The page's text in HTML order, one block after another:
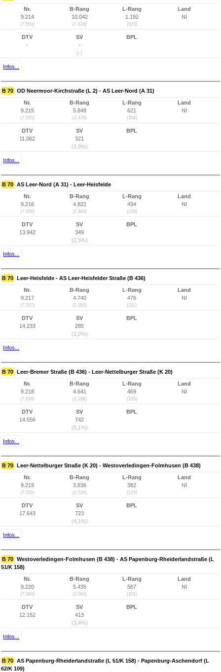
Nr.
9.214
(7.554)
B-Rang
10.042
(7.638)
L-Rang
1.192
(923)
Land
NI
DTV
-
SV
-
(-)
BPL
Infos...
B 70 OD Neermoor-Kirchstraße (L 2) - AS Leer-Nord (A 31)
Nr.
9.215
(7.555)
B-Rang
5.848
(3.470)
L-Rang
621
(354)
Land
NI
DTV
11.062
SV
321
(2,9%)
BPL
Infos...
B 70 AS Leer-Nord (A 31) - Leer-Heisfelde
Nr.
9.216
(7.556)
B-Rang
4.822
(2.464)
L-Rang
494
(228)
Land
NI
DTV
13.942
SV
349
(2,5%)
BPL
Infos...
B 70 Leer-Heisfelde - AS Leer-Heisfelder Straße (B 436)
Nr.
9.217
(7.557)
B-Rang
4.740
(2.383)
L-Rang
476
(211)
Land
NI
DTV
14.233
SV
285
(2,0%)
BPL
Infos...
B 70 Leer-Bremer Straße (B 436) - Leer-Nettelburger Straße (K 20)
Nr.
9.218
(7.558)
B-Rang
4.641
(2.288)
L-Rang
469
(205)
Land
NI
DTV
14.556
SV
742
(5,1%)
BPL
Infos...
B 70 Leer-Nettelburger Straße (K 20) - Westoverledingen-Folmhusen (B 438)
Nr.
9.219
(7.559)
B-Rang
3.836
(1.526)
L-Rang
382
(125)
Land
NI
DTV
17.643
SV
723
(4,1%)
BPL
Infos...
B 70 Westoverledingen-Folmhusen (B 438) - AS Papenburg-Rheiderlandstraße (L
51/K 158)
Nr.
9.220
(7.560)
B-Rang
5.435
(3.063)
L-Rang
567
(301)
Land
NI
DTV
12.152
SV
413
(3,4%)
BPL
Infos...
B 70 AS Papenburg-Rheiderlandstraße (L 51/K 158) - Papenburg-Aschendorf (L
62/K 109)